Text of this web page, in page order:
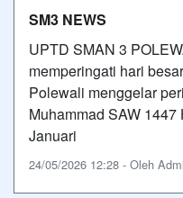
SM3 NEWS
UPTD SMAN 3
memperingati hari
Polewali menggelar
Muhammad SAW
Januari
24/05/2026 12:28 - Oleh